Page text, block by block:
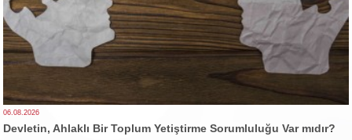
06.08.2026
Devletin, Ahlaklı Bir Toplum Yetiştirme Sorumluluğu Var mıdır?